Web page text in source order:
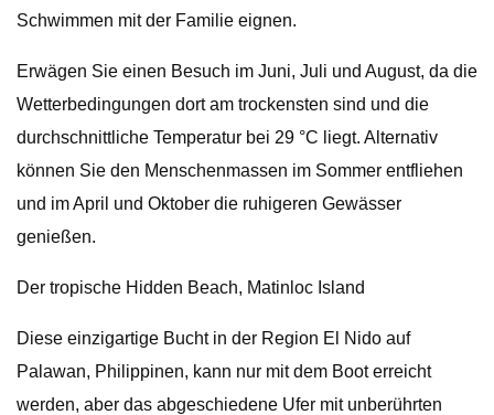
Schwimmen mit der Familie eignen.
Erwägen Sie einen Besuch im Juni, Juli und August, da die
Wetterbedingungen dort am trockensten sind und die
durchschnittliche Temperatur bei 29 °C liegt. Alternativ
können Sie den Menschenmassen im Sommer entfliehen
und im April und Oktober die ruhigeren Gewässer
genießen.
Der tropische Hidden Beach, Matinloc Island
Diese einzigartige Bucht in der Region El Nido auf
Palawan, Philippinen, kann nur mit dem Boot erreicht
werden, aber das abgeschiedene Ufer mit unberührten